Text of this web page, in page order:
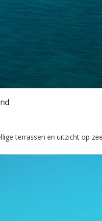
terrassen en uitzicht op